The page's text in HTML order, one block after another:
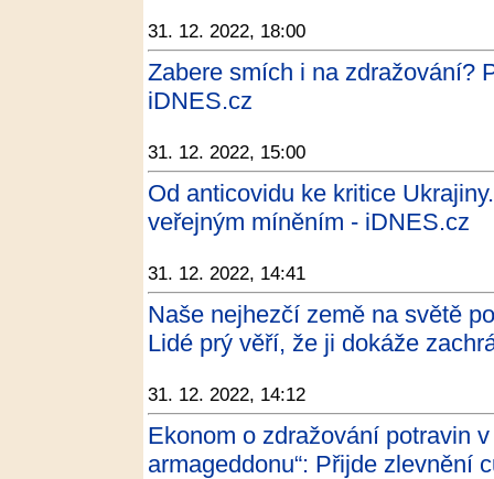
31. 12. 2022, 18:00
Zabere smích i na zdražování?
iDNES.cz
31. 12. 2022, 15:00
Od anticovidu ke kritice
veřejným míněním - iDNES.cz
31. 12. 2022, 14:41
Naše nejhezčí země na světě
Lidé prý věří, že ji dokáže
31. 12. 2022, 14:12
Ekonom o zdražování potravin
armageddonu“: Přijde zlevnění